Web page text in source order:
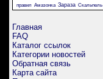
правил Амазонка Зараза Скальпель
Главная
FAQ
Каталог ссылок
Категории новостей
Обратная связь
Карта сайта